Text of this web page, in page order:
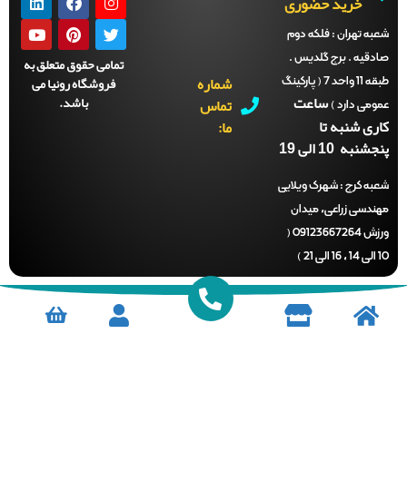
تهران :فلکه دوم
. برج گلدیس .
طبقه 11 واحد 7 ( پارکینگ
دارد )ساعت
شنبه تا
10 الی 19
کرج :شهرک ویلایی
زراعی، میدان
ورزش 09123667264 (
شماره
تماس
تمامی حقوق متعلق به
فروشگاه رونیا می
باشد.